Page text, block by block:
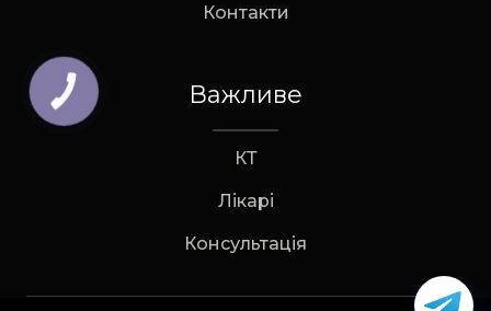
Контакти
Важливе
КТ
Лікарі
Консультація
КНОПКА
ЗВ'ЯЗКУ